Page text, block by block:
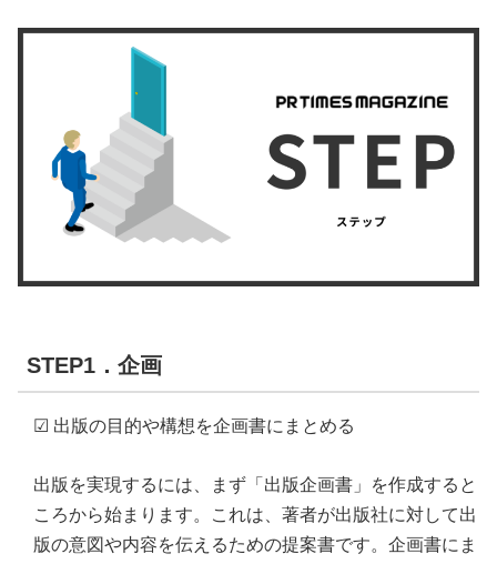
STEP1．企画
☑ 出版の目的や構想を企画書にまとめる
出版を実現するには、まず「出版企画書」を作成すると
ころから始まります。これは、著者が出版社に対して出
版の意図や内容を伝えるための提案書です。企画書にま